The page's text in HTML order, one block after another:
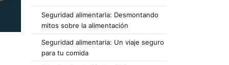
Seguridad alimentaria: Desmontando
mitos sobre la alimentación
Seguridad alimentaria: Un viaje seguro
para tu comida